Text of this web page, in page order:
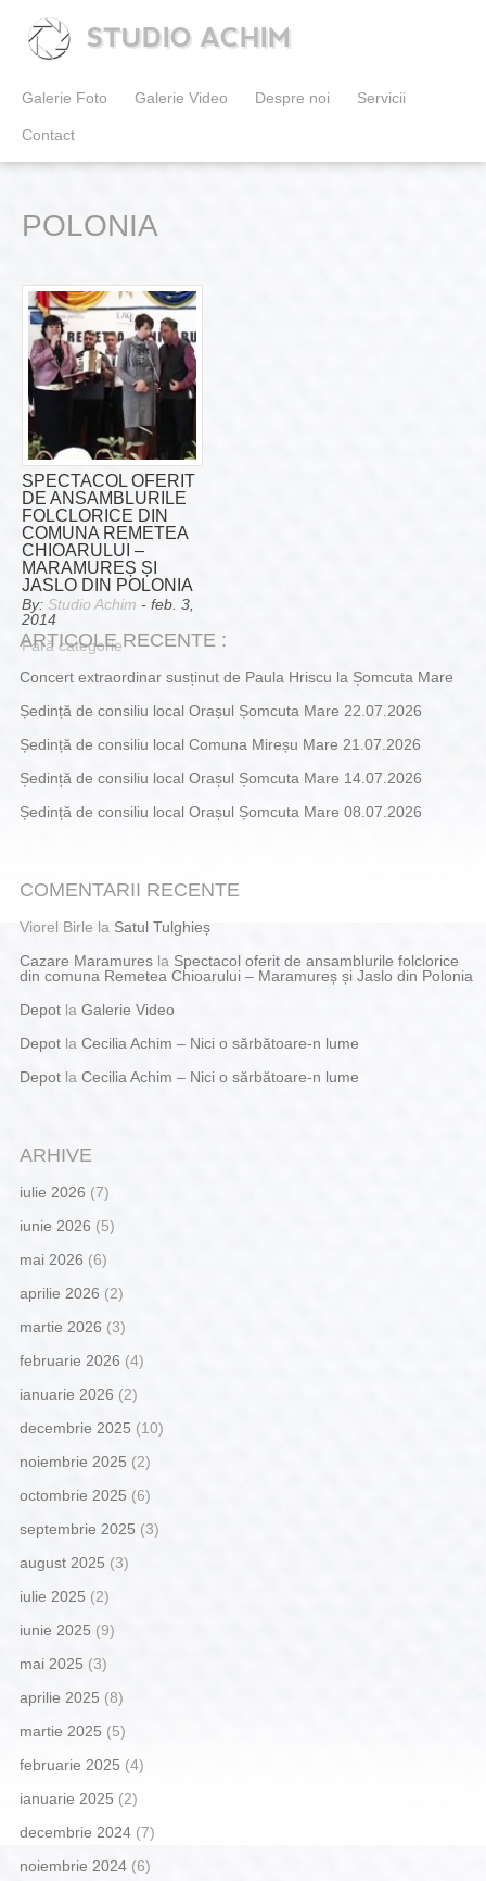
STUDIO ACHIM
Galerie Foto Galerie Video Despre noi Servicii
Contact
POLONIA
SPECTACOL OFERIT
DE ANSAMBLURILE
FOLCLORICE DIN
COMUNA REMETEA
CHIOARULUI –
MARAMUREȘ ȘI
JASLO DIN POLONIA
By: Studio Achim - feb. 3,
2014
Fără categorie
ARTICOLE RECENTE :
Concert extraordinar susținut de Paula Hriscu la Șomcuta Mare
Ședință de consiliu local Orașul Șomcuta Mare 22.07.2026
Ședință de consiliu local Comuna Mireșu Mare 21.07.2026
Ședință de consiliu local Orașul Șomcuta Mare 14.07.2026
Ședință de consiliu local Orașul Șomcuta Mare 08.07.2026
COMENTARII RECENTE
Viorel Birle la Satul Tulghieș
Cazare Maramuresla Spectacol oferit de ansamblurile folclorice
din comuna Remetea Chioarului – Maramureș și Jaslo din Polonia
Depotla Galerie Video
Depotla Cecilia Achim – Nici o sărbătoare-n lume
Depotla Cecilia Achim – Nici o sărbătoare-n lume
ARHIVE
iulie 2026 (7)
iunie 2026 (5)
mai 2026 (6)
aprilie 2026 (2)
martie 2026 (3)
februarie 2026 (4)
ianuarie 2026 (2)
decembrie 2025 (10)
noiembrie 2025 (2)
octombrie 2025 (6)
septembrie 2025 (3)
august 2025 (3)
iulie 2025 (2)
iunie 2025 (9)
mai 2025 (3)
aprilie 2025 (8)
martie 2025 (5)
februarie 2025 (4)
ianuarie 2025 (2)
decembrie 2024(7)
noiembrie 2024(6)